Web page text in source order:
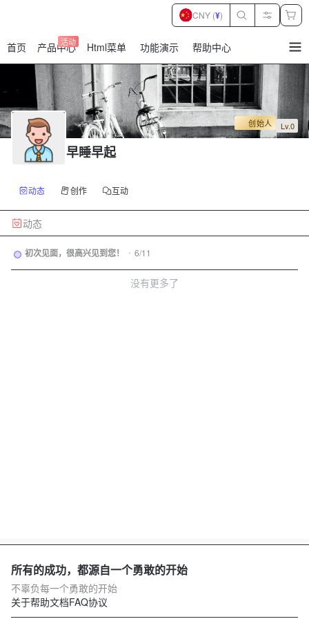
首页 产品中心
活动 Html菜单 功能演示 帮助中心
CNY (¥)
创始人 Lv.0
早睡早起
动态 创作 互动
动态
初次见面，很高兴见到您！ • 6/11
没有更多了
所有的成功，都源自一个勇敢的开始
不辜负每一个勇敢的开始
关于帮助文档FAQ协议